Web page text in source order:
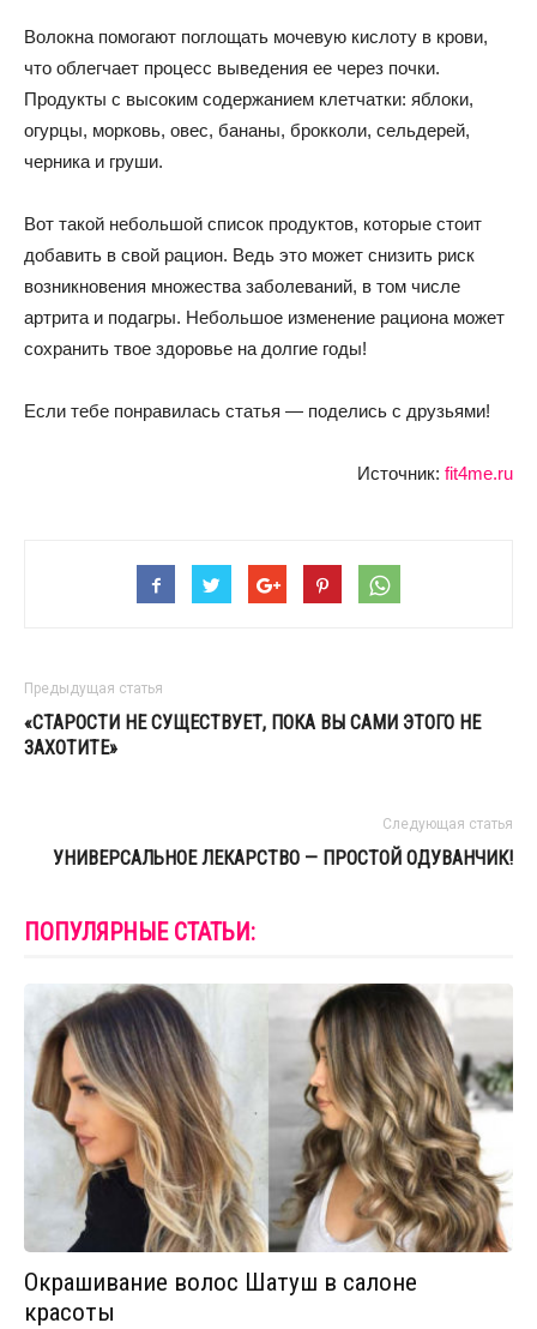
Волокна помогают поглощать мочевую кислоту в крови,
что облегчает процесс выведения ее через почки.
Продукты с высоким содержанием клетчатки: яблоки,
огурцы, морковь, овес, бананы, брокколи, сельдерей,
черника и груши.
Вот такой небольшой список продуктов, которые стоит
добавить в свой рацион. Ведь это может снизить риск
возникновения множества заболеваний, в том числе
артрита и подагры. Небольшое изменение рациона может
сохранить твое здоровье на долгие годы!
Если тебе понравилась статья — поделись с друзьями!
Источник: fit4me.ru
Предыдущая статья
«СТАРОСТИ НЕ СУЩЕСТВУЕТ, ПОКА ВЫ САМИ ЭТОГО НЕ
ЗАХОТИТЕ»
Следующая статья
УНИВЕРСАЛЬНОЕ ЛЕКАРСТВО — ПРОСТОЙ ОДУВАНЧИК!
ПОПУЛЯРНЫЕ СТАТЬИ:
Окрашивание волос Шатуш в салоне
красоты